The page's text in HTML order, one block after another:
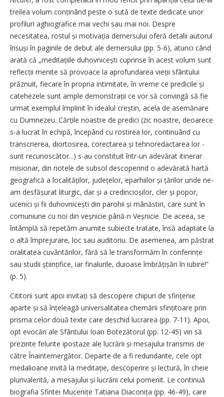
treilea volum conținând peste o sută de texte dedicate unor
profiluri aghiografice mai vechi sau mai noi. Despre
necesitatea, rostul și moti­vația demersului oferă detalii autorul
însuși în paginile de debut ale demersului (pp. 5-6), atunci când
arată că „meditațiile duhovni­cești cuprinse în acest volum sunt
reflecții menite să provoace la aprofundarea vieții sfântului
prăznuit, fiecare în propria intimitate, în vreme ce predicile și
catehezele sunt ample demonstrații ce vor să convingă să fie
urmat exemplul împlinit în idealul creștin, acela de asemănare
cu Dumnezeu. Cărțile noastre de predici (zic noastre, deoarece
s-a lucrat în echipă, începând cu rostirea lor, continuând cu
transcrierea, diortosirea, corectarea și tehnoredactarea lor -
sunt recunoscător...) s-au constituit într-un adevărat itinerar
misionar, din notele de subsol descoperind o adevărată hartă
geografică a localită­ților, județelor, eparhiilor și țărilor unde ne-
am desfășurat liturgic, dar și a credincioșilor, cler și popor,
ucenici și fii duhovnicești din parohii și mânăstiri, care sunt în
comuniune cu noi din veșnicie până-n Veșnicie. De aceea, se
întâmplă să repetăm anumite subiecte tratate, însă adaptate la
o altă împrejurare, loc sau auditoriu. De asemenea, am păstrat
oralitatea cuvântărilor, fără să le transformăm în confe­rințe
sau studii științifice, iar finalurile, duioase îmbrățișări în iubire!”
(p. 5).
Cititorii sunt apoi invitați să descopere chipuri de sfințenie
aparte și să înțeleagă universalitatea chemării sfințitoare prin
prisma celor două texte care deschid lucrarea (pp. 7-11). Apoi,
opt evocări ale Sfântului Ioan Botezătorul (pp. 12-45) vin să
prezinte felurite ipostaze ale lucrării și mesajului transmis de
către Înaintemergător. Departe de a fi redundante, cele opt
medalioane invită la meditație, descoperire și lectură, în cheie
plurivalentă, a mesajului și lucrării celui pomenit. Le continuă
biografia Sfintei Mucenițe Tatiana Diaconița (pp. 46-49), care